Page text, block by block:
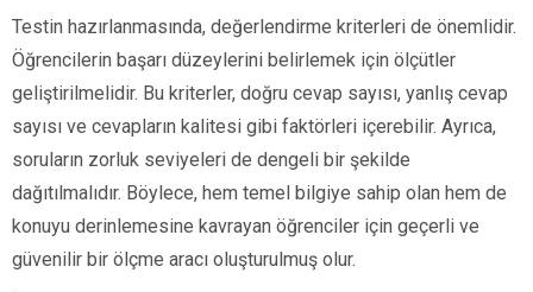
Testin hazırlanmasında, değerlendirme kriterleri de önemlidir.
Öğrencilerin başarı düzeylerini belirlemek için ölçütler
geliştirilmelidir. Bu kriterler, doğru cevap sayısı, yanlış cevap
sayısı ve cevapların kalitesi gibi faktörleri içerebilir. Ayrıca,
soruların zorluk seviyeleri de dengeli bir şekilde
dağıtılmalıdır. Böylece, hem temel bilgiye sahip olan hem de
konuyu derinlemesine kavrayan öğrenciler için geçerli ve
güvenilir bir ölçme aracı oluşturulmuş olur.